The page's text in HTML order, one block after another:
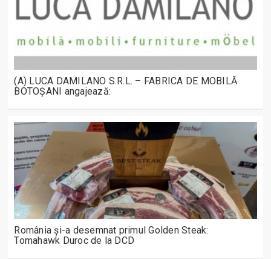
(A) LUCA DAMILANO S.R.L. – FABRICA DE MOBILĂ
BOTOȘANI angajează:
România și-a desemnat primul Golden Steak:
Tomahawk Duroc de la DCD